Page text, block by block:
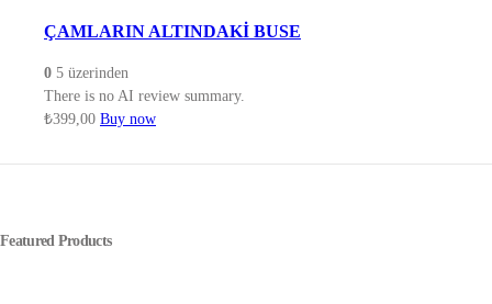
ÇAMLARIN ALTINDAKİ BUSE
0 5 üzerinden
There is no AI review summary.
₺399,00 Buy now
Featured Products